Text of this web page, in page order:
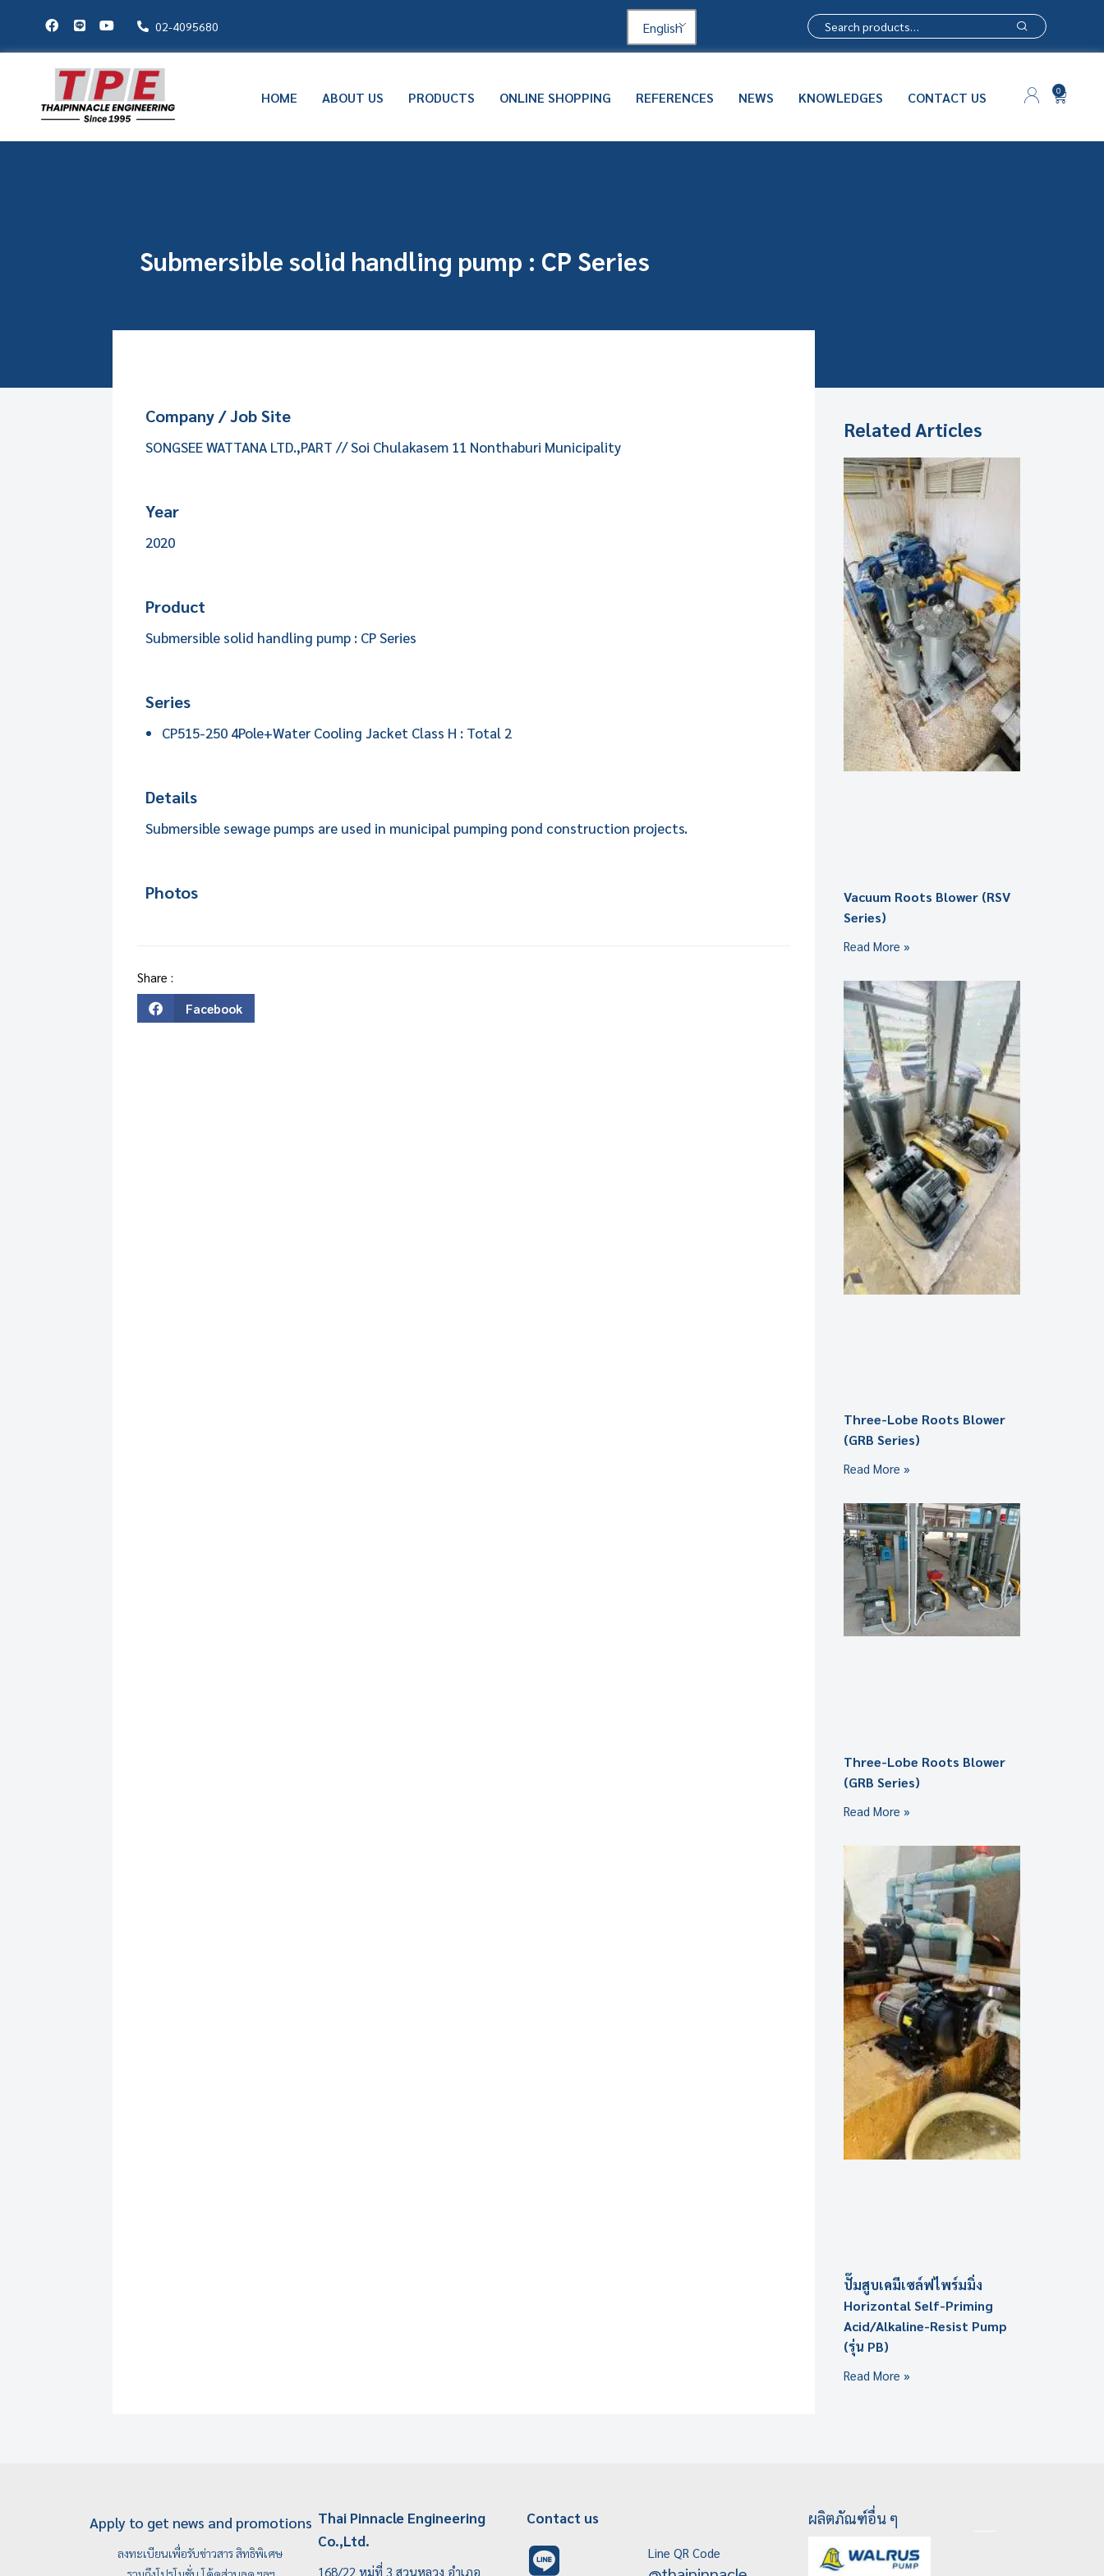
02-4095680 English
0
HOME ABOUT US PRODUCTS ONLINE SHOPPING REFERENCES NEWS KNOWLEDGES CONTACT US
Submersible solid handling pump : CP Series
Company / Job Site
SONGSEE WATTANA LTD.,PART // Soi Chulakasem 11 Nonthaburi Municipality
Year
2020
Product
Submersible solid handling pump : CP Series
Series
CP515-250 4Pole+Water Cooling Jacket Class H : Total 2
Details
Submersible sewage pumps are used in municipal pumping pond construction projects.
Photos
Share :
Facebook
Related Articles
Vacuum Roots Blower (RSV
Series)
Read More »
Three-Lobe Roots Blower
(GRB Series)
Read More »
Three-Lobe Roots Blower
(GRB Series)
Read More »
ปั๊มสูบเคมีเซล์ฟไพร์มมิ่ง
Horizontal Self-Priming
Acid/Alkaline-Resist Pump
(รุ่น PB)
Read More »
Apply to get news and promotions
ลงทะเบียนเพื่อรับข่าวสาร สิทธิพิเศษ
Thai Pinnacle Engineering
Co.,Ltd.
168/22 หมู่ที่ 3 สวนหลวง อำเภอ
Contact us
Line QR Code
ผลิตภัณฑ์อื่น ๆ